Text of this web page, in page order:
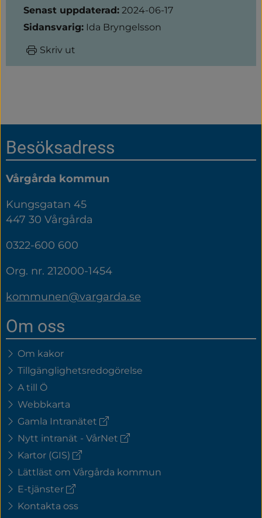
Senast uppdaterad: 2024-06-17
Sidansvarig: Ida Bryngelsson
Skriv ut
Sidfot
Besöksadress
Vårgårda kommun
Kungsgatan 45
447 30 Vårgårda
0322-600 600
Org. nr. 212000-1454
kommunen@vargarda.se
Om oss
Om kakor
Tillgänglighetsredogörelse
A till Ö
Webbkarta
Gamla Intranätet (extern
länk)
Nytt intranät - VårNet (extern
Kartor (GIS) (extern
länk)
Lättläst om Vårgårda kommun
E-tjänster (extern
Kontakta oss